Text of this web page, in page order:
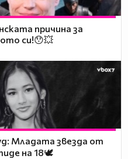
причина за
си!😯💥
Младата звезда от
на 18🕊️